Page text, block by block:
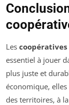
Les coopératives
essentiel à jouer
plus juste et
économique,
des territoires, à